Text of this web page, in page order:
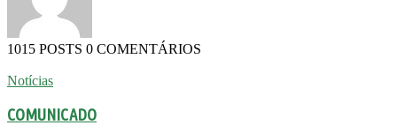
1015 POSTS 0 COMENTÁRIOS
Notícias
COMUNICADO